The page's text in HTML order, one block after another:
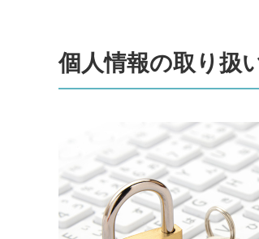
個人情報の取り扱